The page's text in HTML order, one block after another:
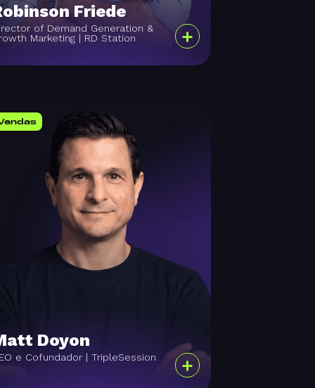
Friede
of Demand Generation &
Marketing | RD Station
+
Doyon
e Cofundador | TripleSession +